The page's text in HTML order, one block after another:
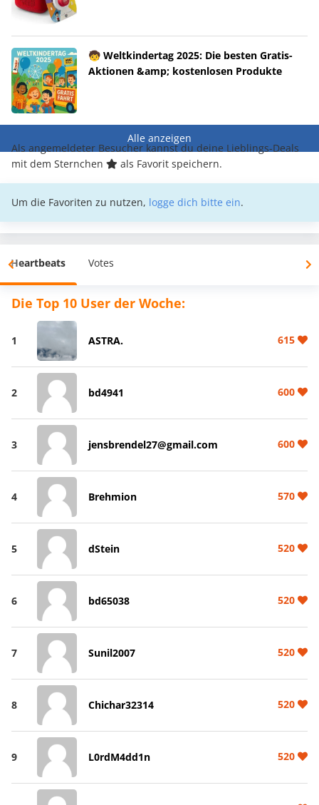
🧒 Weltkindertag 2025: Die besten Gratis-
Aktionen &amp; kostenlosen Produkte
Alle anzeigen
Als angemeldeter Besucher kannst du deine Lieblings-Deals
mit dem Sternchen
als Favorit speichern.
Um die Favoriten zu nutzen, logge dich bitte ein.
Heartbeats Votes
Die Top 10 User der Woche:
1 ASTRA. 615
2 bd4941 600
3 jensbrendel27@gmail.com 600
4 Brehmion 570
5 dStein 520
6 bd65038 520
7 Sunil2007 520
8 Chichar32314 520
9 L0rdM4dd1n 520